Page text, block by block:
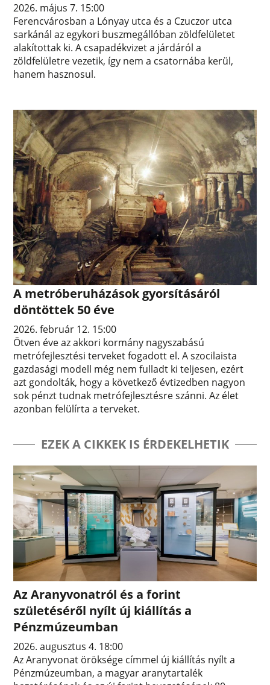
2026. május 7. 15:00
Ferencvárosban a Lónyay utca és a Czuczor utca
sarkánál az egykori buszmegállóban zöldfelületet
alakítottak ki. A csapadékvizet a járdáról a
zöldfelületre vezetik, így nem a csatornába kerül,
hanem hasznosul.
A metróberuházások gyorsításáról
döntöttek 50 éve
2026. február 12. 15:00
Ötven éve az akkori kormány nagyszabású
metrófejlesztési terveket fogadott el. A szocilaista
gazdasági modell még nem fulladt ki teljesen, ezért
azt gondolták, hogy a következő évtizedben nagyon
sok pénzt tudnak metrófejlesztésre szánni. Az élet
azonban felülírta a terveket.
EZEK A CIKKEK IS ÉRDEKELHETIK
Az Aranyvonatról és a forint
születéséről nyílt új kiállítás a
Pénzmúzeumban
2026. augusztus 4. 18:00
Az Aranyvonat öröksége címmel új kiállítás nyílt a
Pénzmúzeumban, a magyar aranytartalék